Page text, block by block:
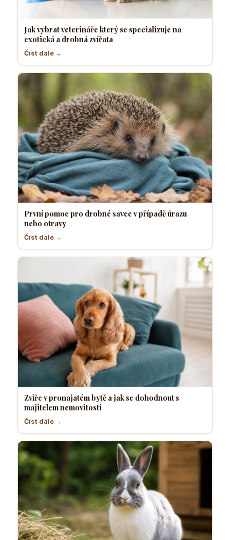
Jak vybrat veterináře který se specializuje na
exotická a drobná zvířata
Číst dále →
První pomoc pro drobné savce v případě úrazu
nebo otravy
Číst dále →
Zvíře v pronajatém bytě a jak se dohodnout s
majitelem nemovitosti
Číst dále →